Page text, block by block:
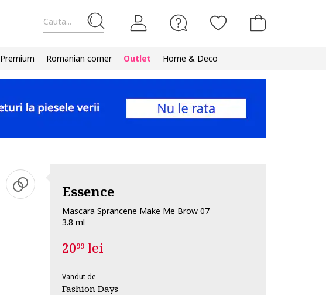
Cauta...
Premium Romanian corner Outlet Home & Deco
Essence
Mascara Sprancene Make Me Brow 07
3.8 ml
2099lei
Vandut de
Fashion Days